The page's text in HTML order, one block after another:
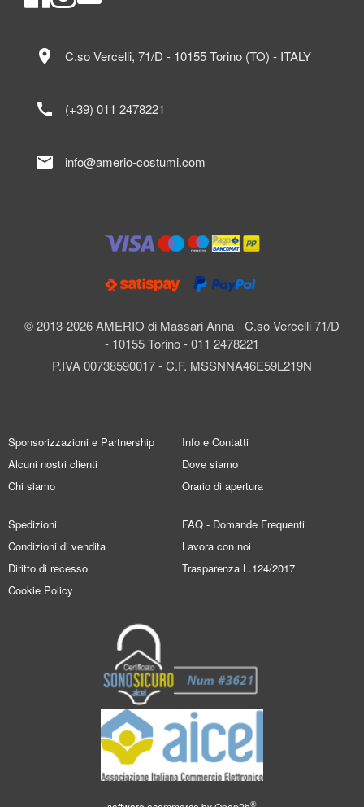
© 2013-2026 AMERIO di Massari Anna - C.so Vercelli 71/D
- 10155 Torino - 011 2478221
P.IVA 00738590017 - C.F. MSSNNA46E59L219N
location_on C.so Vercelli, 71/D - 10155 Torino (TO) - ITALY
call (+39) 011 2478221
mail info@amerio-costumi.com
Sponsorizzazioni e Partnership
Alcuni nostri clienti
Chi siamo
Info e Contatti
Dove siamo
Orario di apertura
Spedizioni
Condizioni di vendita
Diritto di recesso
Cookie Policy
FAQ - Domande Frequenti
Lavora con noi
Trasparenza L.124/2017
®